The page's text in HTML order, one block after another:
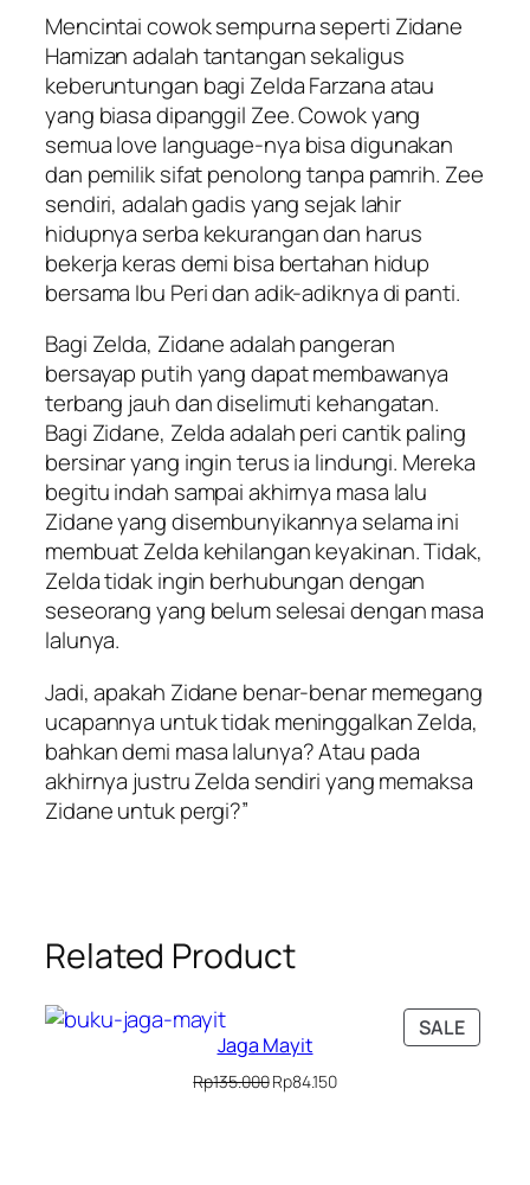
R
p
1
3
5
.
0
0
0
.
8
4
.
1
5
0
.
Mencintai cowok sempurna seperti Zidane
Hamizan adalah tantangan sekaligus
keberuntungan bagi Zelda Farzana atau
yang biasa dipanggil Zee. Cowok yang
semua love language-nya bisa digunakan
dan pemilik sifat penolong tanpa pamrih. Zee
sendiri, adalah gadis yang sejak lahir
hidupnya serba kekurangan dan harus
bekerja keras demi bisa bertahan hidup
bersama Ibu Peri dan adik-adiknya di panti.
Bagi Zelda, Zidane adalah pangeran
bersayap putih yang dapat membawanya
terbang jauh dan diselimuti kehangatan.
Bagi Zidane, Zelda adalah peri cantik paling
bersinar yang ingin terus ia lindungi. Mereka
begitu indah sampai akhirnya masa lalu
Zidane yang disembunyikannya selama ini
membuat Zelda kehilangan keyakinan. Tidak,
Zelda tidak ingin berhubungan dengan
seseorang yang belum selesai dengan masa
lalunya.
Jadi, apakah Zidane benar-benar memegang
ucapannya untuk tidak meninggalkan Zelda,
bahkan demi masa lalunya? Atau pada
akhirnya justru Zelda sendiri yang memaksa
Zidane untuk pergi?”
Related Product
SALE
ON
Jaga Mayit
Rp135.000Original
Rp84.150Current